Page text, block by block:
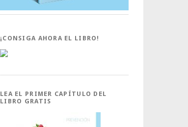
¡CONSIGA AHORA EL LIBRO!
LEA EL PRIMER CAPÍTULO DEL
LIBRO GRATIS